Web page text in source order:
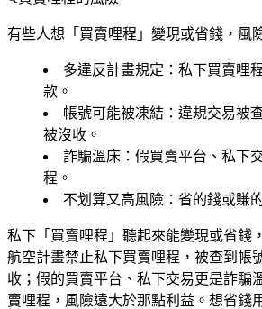
有些人想「買賣哩程」變現或省錢，風
多違反計畫規定 ：私下買賣哩
款。
帳號可能被凍結 ：違規交易被
被沒收。
詐騙溫床 ：假買賣平台、私下
程。
不划算又高風險 ：省的錢或賺
私下「買賣哩程」聽起來能變現或省
航空計畫禁止私下買賣哩程，被查到帳
收；假的買賣平台、私下交易更是詐騙
賣哩程，風險遠大於那點利益。想省錢